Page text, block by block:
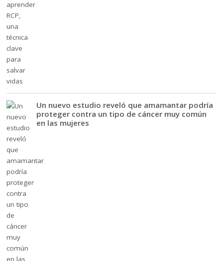
Un nuevo estudio reveló que amamantar podría
proteger contra un tipo de cáncer muy común
en las mujeres